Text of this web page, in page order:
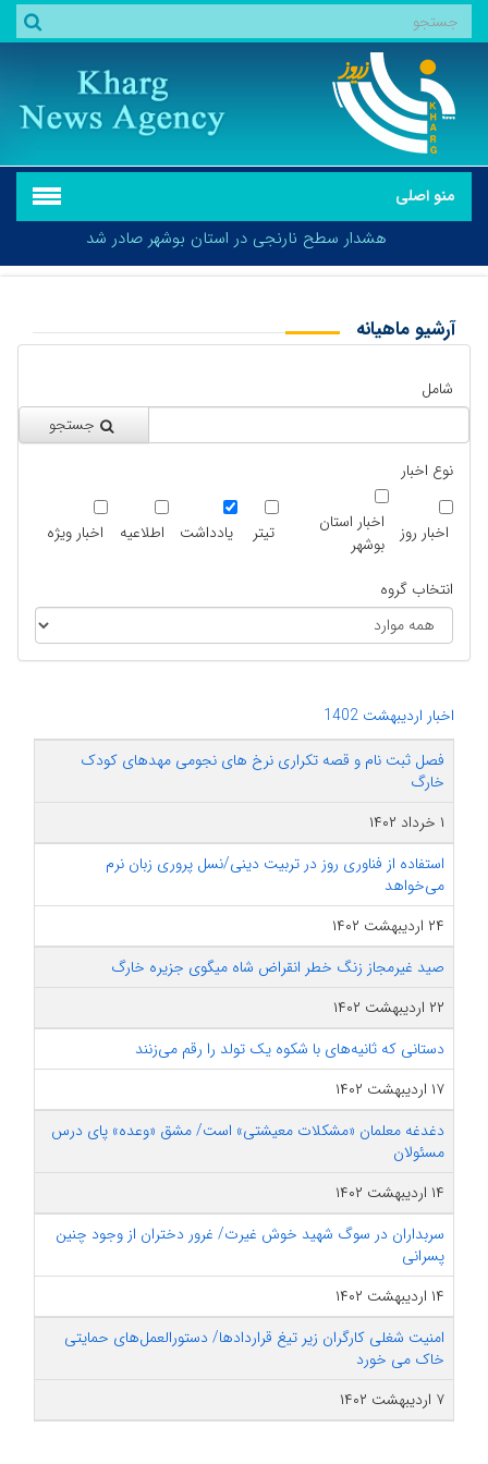
منو اصلی
هشدار سطح نارنجی در استان بوشهر صادر شد
آرشیو ماهیانه
شامل
جستجو
نوع اخبار
اخبار روز
اخبار استان
بوشهر
تیتر یادداشت اطلاعیه اخبار ویژه
انتخاب گروه
اخبار اردیبهشت 1402
فصل ثبت نام و قصه تکراری نرخ های نجومی مهدهای کودک
خارگ
۱ خرداد ۱۴۰۲
استفاده از فناوری روز در تربیت دینی/نسل پروری زبان نرم
می‌خواهد
۲۴ اردیبهشت ۱۴۰۲
صید غیرمجاز زنگ خطر انقراض شاه میگوی جزیره خارگ
۲۲ اردیبهشت ۱۴۰۲
دستانی که ثانیه‌های با شکوه یک تولد را رقم می‌زنند
۱۷ اردیبهشت ۱۴۰۲
دغدغه معلمان «مشکلات معیشتی» است/ مشق «وعده» پای درس
مسئولان
۱۴ اردیبهشت ۱۴۰۲
سربداران در سوگ شهید خوش غیرت/ غرور دختران از وجود چنین
پسرانی
۱۴ اردیبهشت ۱۴۰۲
امنیت شغلی کارگران زیر تیغ قراردادها/ دستورالعمل‌های حمایتی
خاک می خورد
۷ اردیبهشت ۱۴۰۲